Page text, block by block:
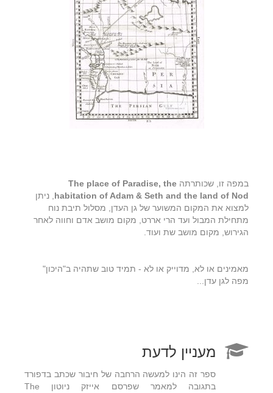
במפה זו, שכותרתה The place of Paradise, the
habitation of Adam & Seth and the land of Nod, ניתן
למצוא את המקום המשוער של גן העדן, מסלול תיבת נוח
מתחילת המבול ועד הרי אררט, מקום מושב אדם וחווה לאחר
הגירוש, מקום מושב שת ועוד.
מאמינים או לא, מדוייק או לא - תמיד טוב שתהיה ב"היכון"
מפה לגן עדן...
מעניין לדעת
ספר זה הינו למעשה הרחבה של חיבור שכתב בדפורד
בתגובה למאמר שפרסם אייזק ניוטון The